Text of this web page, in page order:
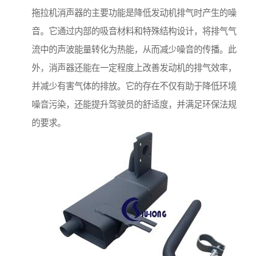
拖拉机消声器的主要功能是降低发动机排气时产生的噪
音。它通过内部的吸音材料和特殊结构设计，将排气气
流中的声波能量转化为热能，从而减少噪音的传播。此
外，消声器还能在一定程度上改善发动机的排气效率，
并减少有害气体的排放。它的存在不仅有助于降低环境
噪音污染，还能提升驾驶员的舒适度，并满足环保法规
的要求。